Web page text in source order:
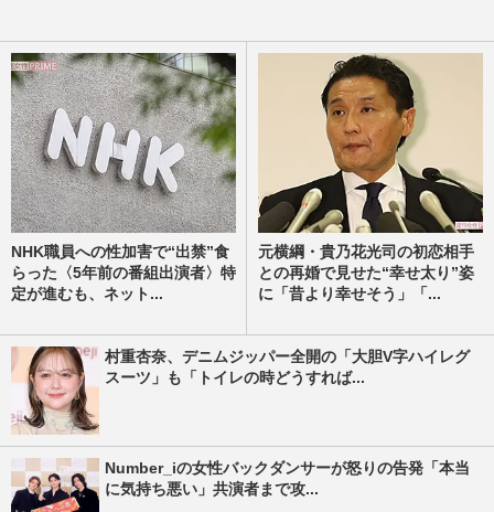
NHK職員への性加害で“出禁”食
らった〈5年前の番組出演者〉特
定が進むも、ネット...
元横綱・貴乃花光司の初恋相手
との再婚で見せた“幸せ太り”姿
に「昔より幸せそう」「...
村重杏奈、デニムジッパー全開の「大胆V字ハイレグ
スーツ」も「トイレの時どうすれば...
Number_iの女性バックダンサーが怒りの告発「本当
に気持ち悪い」共演者まで攻...